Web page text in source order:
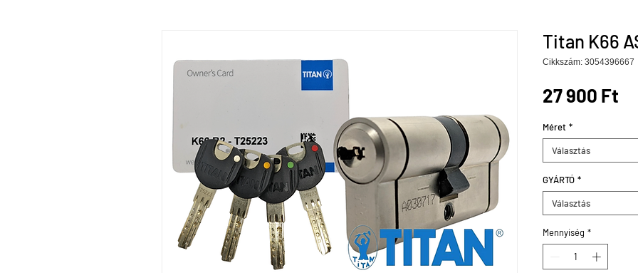
Titan K66
Cikkszám: 3054396667
27 900 Ft
Méret *
Választás
GYÁRTÓ *
Választás
Mennyiség *